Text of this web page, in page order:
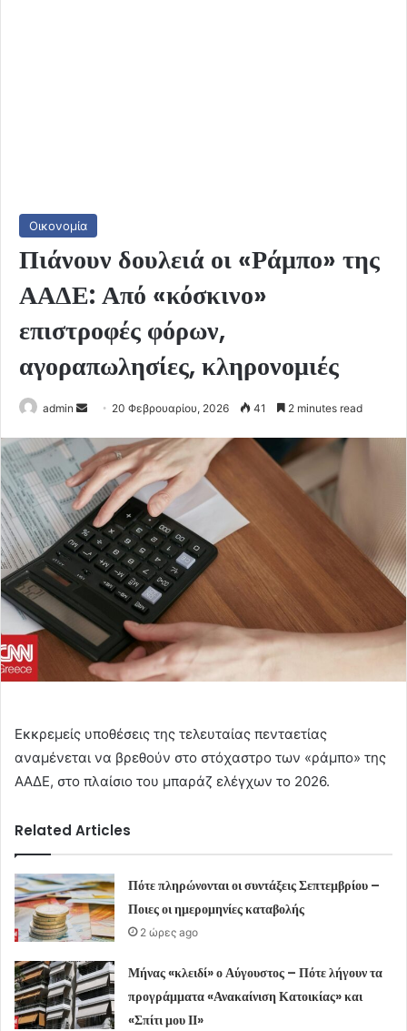
Οικονομία
Πιάνουν δουλειά οι «Ράμπο» της
ΑΑΔΕ: Από «κόσκινο»
επιστροφές φόρων,
αγοραπωλησίες, κληρονομιές
admin
Send
email
20 Φεβρουαρίου, 2026 41 2 minutes read
Εκκρεμείς υποθέσεις της τελευταίας πενταετίας
αναμένεται να βρεθούν στο στόχαστρο των «ράμπο» της
ΑΑΔΕ, στο πλαίσιο του μπαράζ ελέγχων το 2026.
Related Articles
Πότε πληρώνονται οι συντάξεις Σεπτεμβρίου –
Ποιες οι ημερομηνίες καταβολής
2 ώρες ago
Μήνας «κλειδί» ο Αύγουστος – Πότε λήγουν τα
προγράμματα «Ανακαίνιση Κατοικίας» και
«Σπίτι μου ΙΙ»